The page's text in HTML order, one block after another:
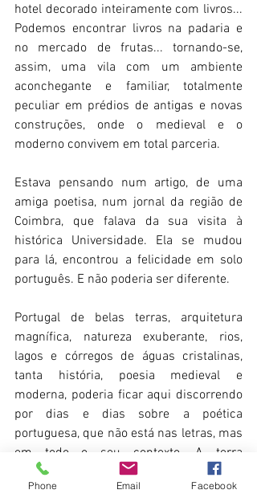
hotel decorado inteiramente com livros...
Podemos encontrar livros na padaria e
no mercado de frutas... tornando-se,
assim, uma vila com um ambiente
aconchegante e familiar, totalmente
peculiar em prédios de antigas e novas
construções, onde o medieval e o
moderno convivem em total parceria.
Estava pensando num artigo, de uma
amiga poetisa, num jornal da região de
Coimbra, que falava da sua visita à
histórica Universidade. Ela se mudou
para lá, encontrou a felicidade em solo
português. E não poderia ser diferente.
Portugal de belas terras, arquitetura
magnífica, natureza exuberante, rios,
lagos e córregos de águas cristalinas,
tanta história, poesia medieval e
moderna, poderia ficar aqui discorrendo
por dias e dias sobre a poética
portuguesa, que não está nas letras, mas
em todo o seu contexto. A terra
portuguesa é pura poesia. E aí já é outro
assunto...
Phone Email Facebook